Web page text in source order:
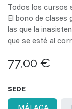
Todos los cursos
El bono de clases
las que la
que se esté al
77,00 €
SEDE